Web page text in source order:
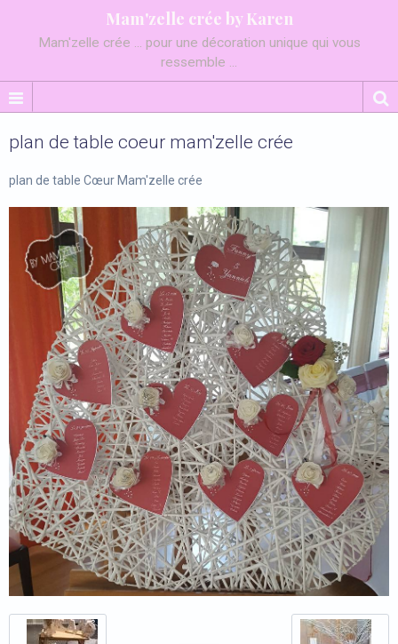
Mam'zelle crée by Karen
Mam'zelle crée ... pour une décoration unique qui vous
ressemble ...
plan de table coeur mam'zelle crée
plan de table Cœur Mam'zelle crée